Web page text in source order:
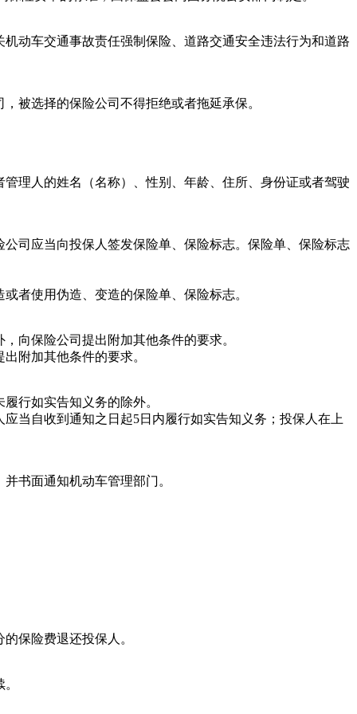
车交通事故责任强制保险、道路交通安全违法行为和道路
选择的保险公司不得拒绝或者拖延承保。
人的姓名（名称）、性别、年龄、住所、身份证或者驾驶
应当向投保人签发保险单、保险标志。保险单、保险标志
使用伪造、变造的保险单、保险标志。
保险公司提出附加其他条件的要求。
附加其他条件的要求。
行如实告知义务的除外。
自收到通知之日起5日内履行如实告知义务；投保人在上
面通知机动车管理部门。
保险费退还投保人。